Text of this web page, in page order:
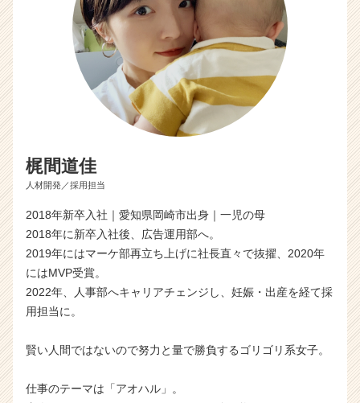
梶間道佳
人材開発／採用担当
2018年新卒入社｜愛知県岡崎市出身｜一児の母
2018年に新卒入社後、広告運用部へ。
2019年にはマーケ部再立ち上げに社長直々で抜擢、2020年
にはMVP受賞。
2022年、人事部へキャリアチェンジし、妊娠・出産を経て採
用担当に。
賢い人間ではないので努力と量で勝負するゴリゴリ系女子。
仕事のテーマは「アオハル」。